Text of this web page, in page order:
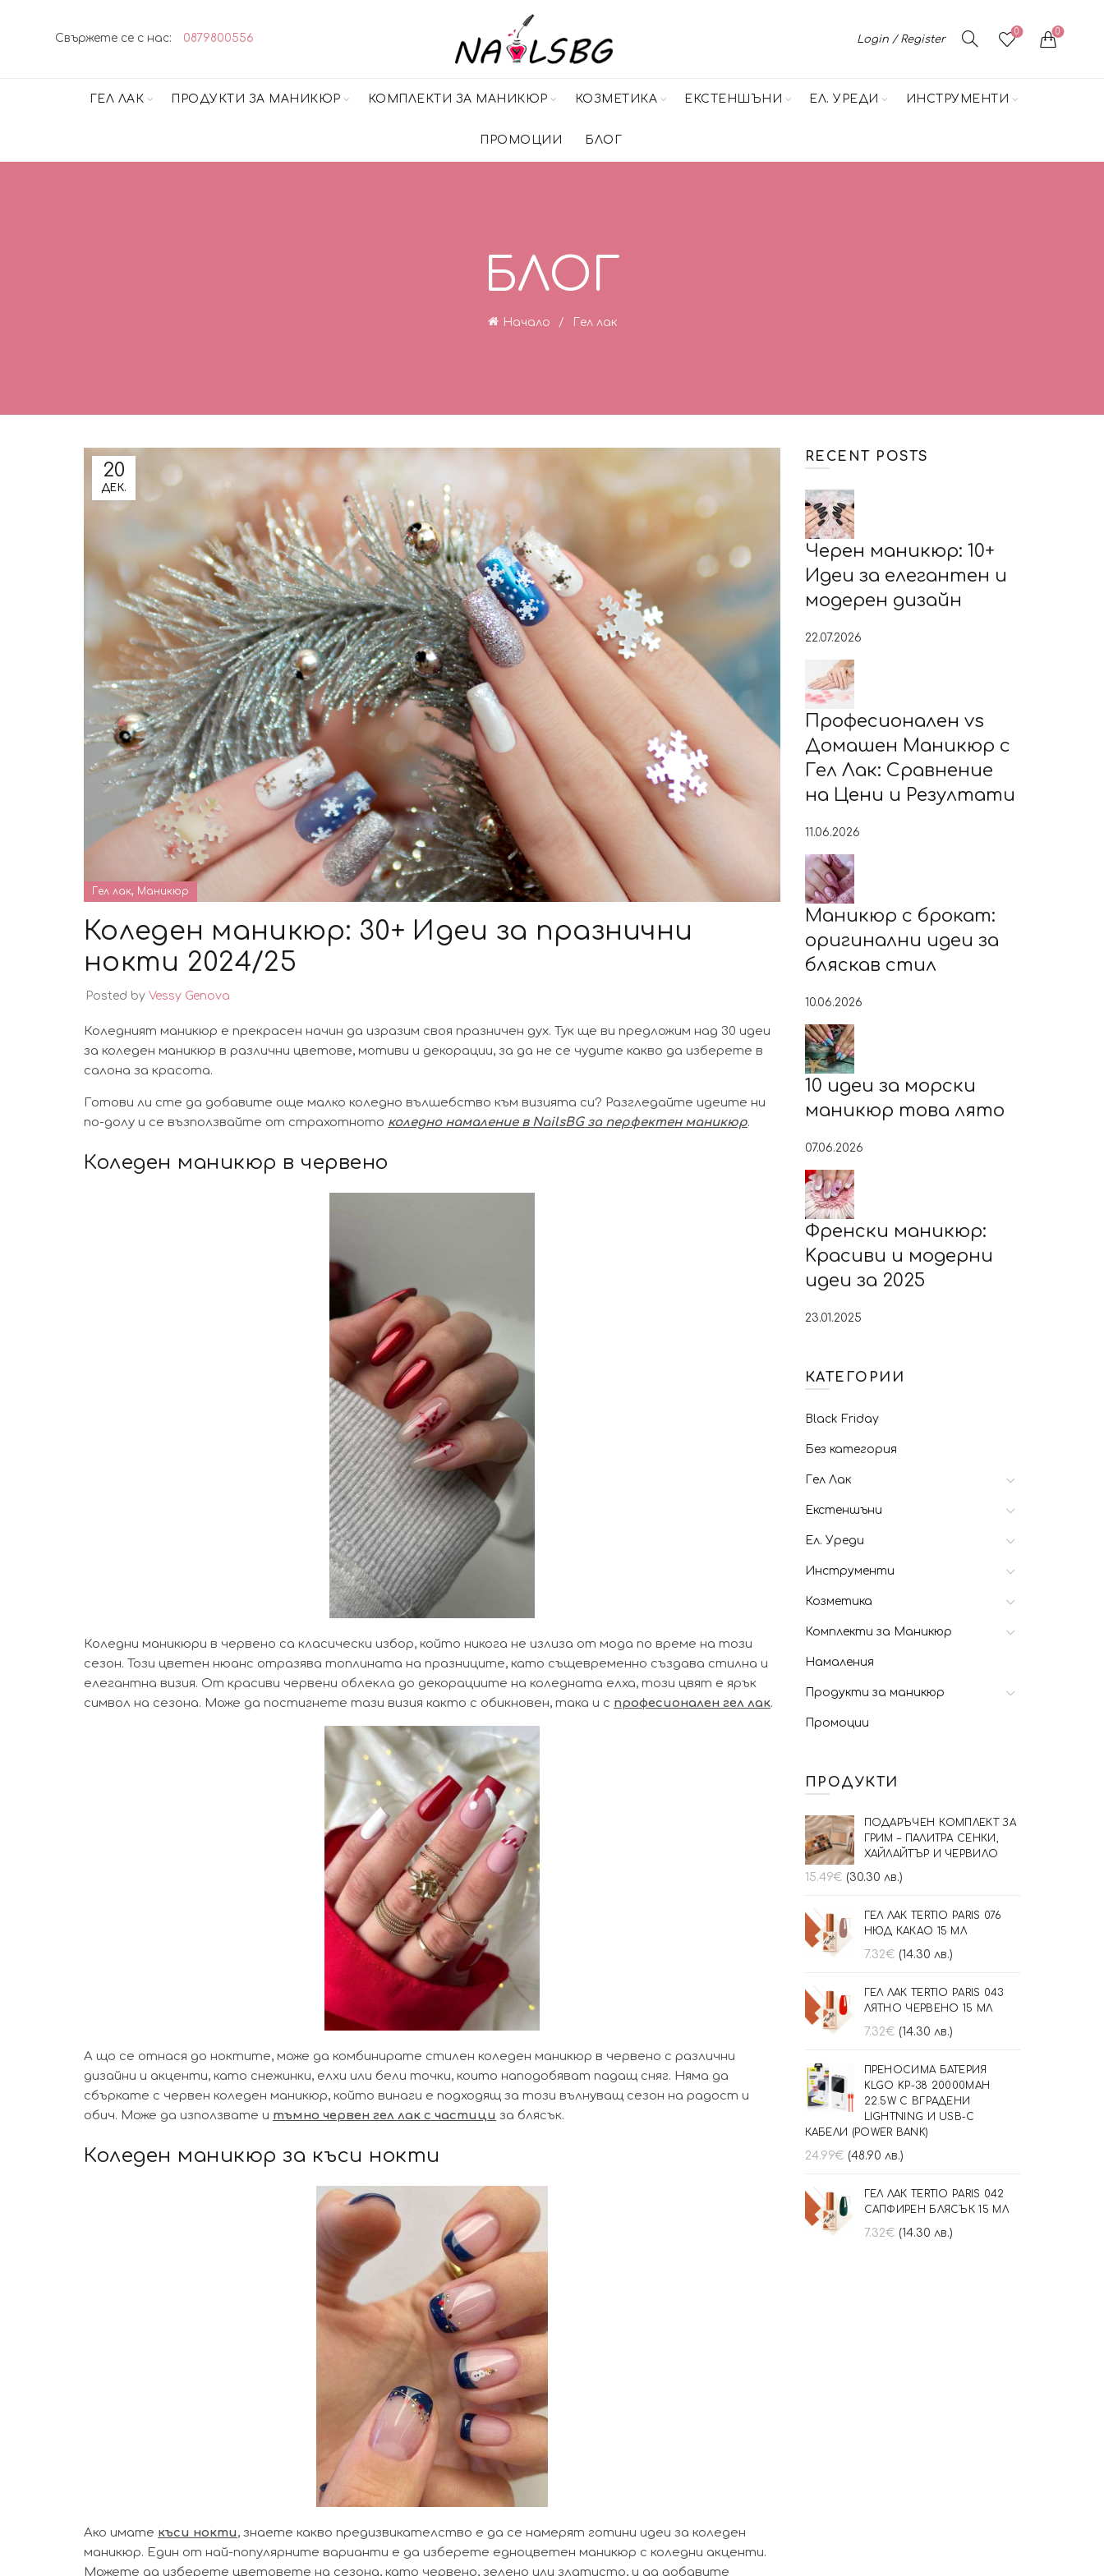
Свържете се с нас: 0879800556 Login / Register
0 0
ГЕЛ ЛАК ПРОДУКТИ ЗА МАНИКЮР КОМПЛЕКТИ ЗА МАНИКЮР КОЗМЕТИКА ЕКСТЕНШЪНИ ЕЛ. УРЕДИ ИНСТРУМЕНТИ
ПРОМОЦИИ БЛОГ
БЛОГ
Начало Гел лак
20
ДЕК.
Гел лак, Маникюр
Коледен маникюр: 30+ Идеи за празнични
нокти 2024/25
Posted by Vessy Genova
Коледният маникюр е прекрасен начин да изразим своя празничен дух. Тук ще ви предложим над 30 идеи
за коледен маникюр в различни цветове, мотиви и декорации, за да не се чудите какво да изберете в
салона за красота.
Готови ли сте да добавите още малко коледно вълшебство към визията си? Разгледайте идеите ни
по-долу и се възползвайте от страхотното коледно намаление в NailsBG за перфектен маникюр.
Коледен маникюр в червено
Коледни маникюри в червено са класически избор, който никога не излиза от мода по време на този
сезон. Този цветен нюанс отразява топлината на празниците, като същевременно създава стилна и
елегантна визия. От красиви червени облекла до декорациите на коледната елха, този цвят е ярък
символ на сезона. Може да постигнете тази визия както с обикновен, така и с професионален гел лак.
А що се отнася до ноктите, може да комбинирате стилен коледен маникюр в червено с различни
дизайни и акценти, като снежинки, елхи или бели точки, които наподобяват падащ сняг. Няма да
сбъркате с червен коледен маникюр, който винаги е подходящ за този вълнуващ сезон на радост и
обич. Може да използвате и тъмно червен гел лак с частици за блясък.
Коледен маникюр за къси нокти
Ако имате къси нокти, знаете какво предизвикателство е да се намерят готини идеи за коледен
маникюр. Един от най-популярните варианти е да изберете едноцветен маникюр с коледни акценти.
Можете да изберете цветовете на сезона, като червено, зелено или златисто, и да добавите
RECENT POSTS
Черен маникюр: 10+
Идеи за елегантен и
модерен дизайн
22.07.2026
Професионален vs
Домашен Маникюр с
Гел Лак: Сравнение
на Цени и Резултати
11.06.2026
Маникюр с брокат:
оригинални идеи за
бляскав стил
10.06.2026
10 идеи за морски
маникюр това лято
07.06.2026
Френски маникюр:
Kрасиви и модерни
идеи за 2025
23.01.2025
КАТЕГОРИИ
Black Friday
Без категория
Гел Лак
Екстеншъни
Ел. Уреди
Инструменти
Козметика
Комплекти за Маникюр
Намаления
Продукти за маникюр
Промоции
ПРОДУКТИ
ПОДАРЪЧЕН КОМПЛЕКТ ЗА
ГРИМ – ПАЛИТРА СЕНКИ,
ХАЙЛАЙТЪР И ЧЕРВИЛО
15.49€ (30.30 лв.)
ГЕЛ ЛАК TERTIO PARIS 076
НЮД КАКАО 15 МЛ
7.32€ (14.30 лв.)
ГЕЛ ЛАК TERTIO PARIS 043
ЛЯТНО ЧЕРВЕНО 15 МЛ
7.32€ (14.30 лв.)
ПРЕНОСИМА БАТЕРИЯ
KLGO KP-38 20000MAH
22.5W С ВГРАДЕНИ
LIGHTNING И USB-C
КАБЕЛИ (POWER BANK)
24.99€ (48.90 лв.)
ГЕЛ ЛАК TERTIO PARIS 042
САПФИРЕН БЛЯСЪК 15 МЛ
7.32€ (14.30 лв.)